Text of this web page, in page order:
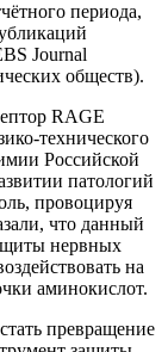
периода,
Journal
обществ).
RAGE
технического
Российской
патологий
провоцируя
что данный
нервных
на
аминокислот.
превращение